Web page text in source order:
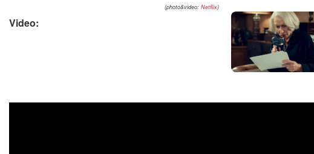
(photo&video: Netflix)
Video: